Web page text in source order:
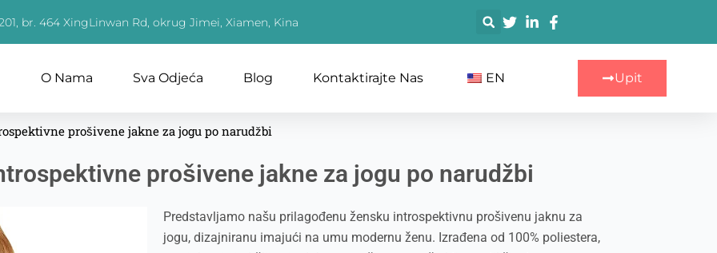
br. 464 XingLinwan Rd, okrug Jimei, Xiamen, Kina 搜
索
O Nama Sva Odjeća Blog Kontaktirajte Nas EN Upit
prošivene jakne za jogu po narudžbi
prošivene jakne za jogu po narudžbi
Predstavljamo našu prilagođenu žensku introspektivnu prošivenu jaknu za
jogu, dizajniranu imajući na umu modernu ženu. Izrađena od 100% poliestera,